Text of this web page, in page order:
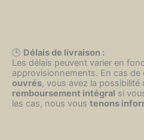
🕒 Délais de livraison :
Les délais peuvent varier en
approvisionnements. En cas de
ouvrés, vous avez la possibilité
remboursement intégral si
les cas, nous vous tenons